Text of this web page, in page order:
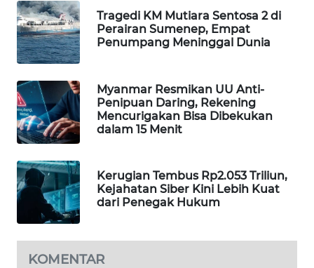
Tragedi KM Mutiara Sentosa 2 di
Perairan Sumenep, Empat
Penumpang Meninggal Dunia
Myanmar Resmikan UU Anti-
Penipuan Daring, Rekening
Mencurigakan Bisa Dibekukan
dalam 15 Menit
Kerugian Tembus Rp2.053 Triliun,
Kejahatan Siber Kini Lebih Kuat
dari Penegak Hukum
KOMENTAR
WAHANA
OTOMOTIF
HEALTH
WAHANA
DESA
LAPAK
WAHANA
Wahana
Network